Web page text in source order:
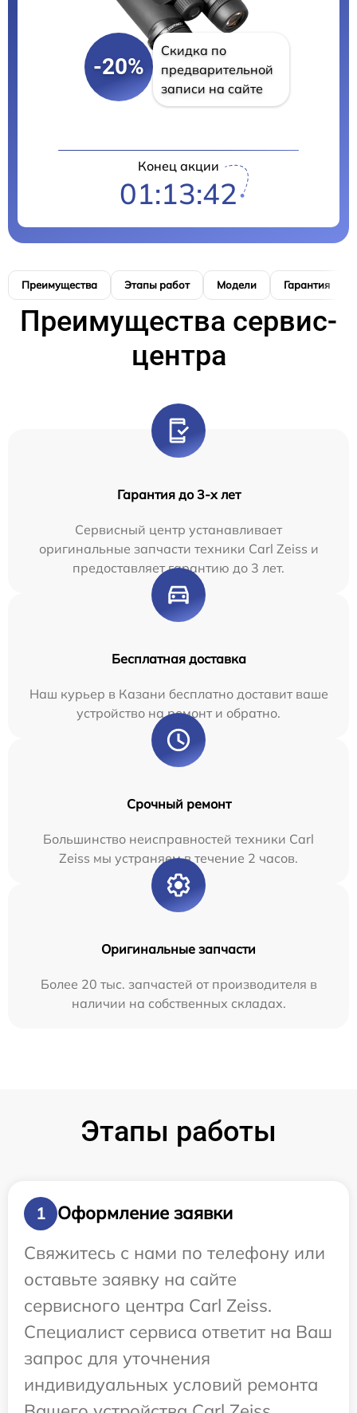
-20%
Скидка по
предварительной
записи на сайте
Конец акции
01:13:41
Преимущества Этапы работ Модели Гарантия
Преимущества сервис-
центра
Гарантия до 3-х лет
Сервисный центр устанавливает
оригинальные запчасти техники Carl Zeiss и
предоставляет гарантию до 3 лет.
Бесплатная доставка
Наш курьер в Казани бесплатно доставит ваше
устройство на ремонт и обратно.
Срочный ремонт
Большинство неисправностей техники Carl
Zeiss мы устраняем в течение 2 часов.
Оригинальные запчасти
Более 20 тыс. запчастей от производителя в
наличии на собственных складах.
Этапы работы
1
Оформление заявки
Свяжитесь с нами по телефону или
оставьте заявку на сайте
сервисного центра Carl Zeiss.
Специалист сервиса ответит на Ваш
запрос для уточнения
индивидуальных условий ремонта